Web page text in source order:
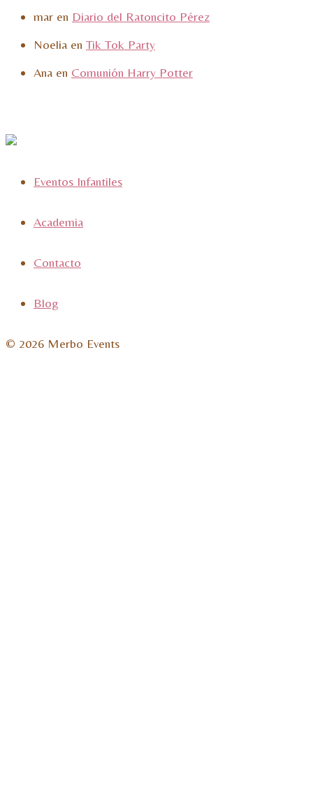
mar en Diario del Ratoncito Pérez
Noelia en Tik Tok Party
Ana en Comunión Harry Potter
Eventos Infantiles
Academia
Contacto
Blog
© 2026 Merbo Events